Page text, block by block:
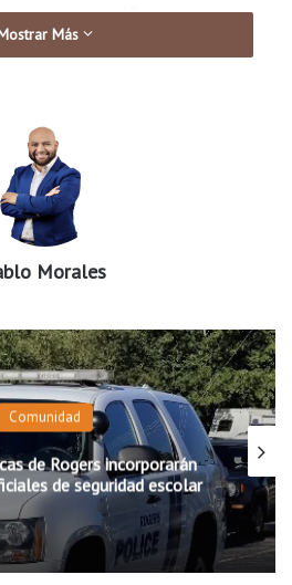
la interestatal-49.
recolección de basura para los
Arvest ballpark o Shady Grove.
de basura a los residentes
Jones Center y el aeropuerto
de basura para los
que viven cerca de cl
pueden visitar cards
Más
Morales
Comunidad
de Rogers incorporarán
de seguridad escolar